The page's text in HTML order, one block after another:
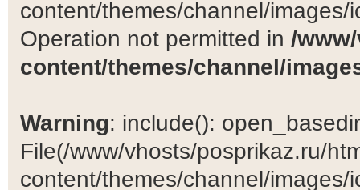
content/themes/channel/
Operation not permitted in /
content/themes/channel/
Warning: include():
File(/www/vhosts/posprikaz.ru/
content/themes/channel/